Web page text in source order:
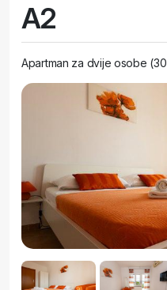
luke Rijeka na otoku Krku (25
sa brojnim hrvatskim i europskim
A2
Apartman za dvije osobe